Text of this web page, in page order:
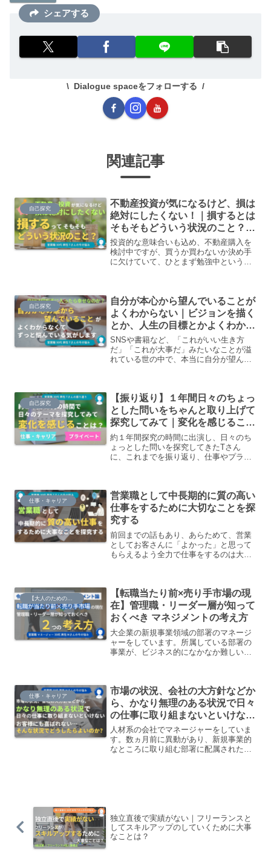
シェアする
Dialogue spaceをフォローする
関連記事
自己探究
不動産投資が気になるけど、損は
絶対にしたくない！｜損するとは
そもそもどういう状況のこと？
【大人のための】総合的な探究の
時間
投資的な意味合いも込め、不動産購入を
検討中ですが、買うか買わないか決め手
に欠けていて、ひとまず勉強中というフ
ます。
自己探究
自分が本心から望んでいることが
よくわからない｜ビジョンを描く
とか、人生の目標とかよくわから
なくてずっと悩んでいる気がしま
す
SNSや書籍など、「これがいい生き方
だ」「これが大事だ」みたいなことが溢
れている世の中で、本当に自分が望んで
は何故なのでしょうか。
自己探究
【振り返り】１年間日々のちょっ
とした問いをちゃんと取り上げて
探究してみて｜変化を感じること
は何かありますか？
約１年間探究の時間に出演し、日々のち
ょっとした問いを探究してきたTさん
に、これまでを振り返り、仕事やプライ
仕事・キャリア
営業職として中長期的に質の高い
仕事をするために大切なことを探
究する
前回までの話もあり、あらためて、営業
としてお客さんに「よかった」と思って
もらえるよう全力で仕事をするのは大事
ないといけないですよね。そのあたりと
かもですし、中長期的に質の高い仕事を
していくために大事なことを考えたいで
す。
【大人のための】総合的な探究の時間
【転職当たり前×売り手市場の現
在】管理職・リーダー層が知って
おくべき マネジメントの考え方
大企業の新規事業領域の部署のマネージ
ャーをしています。所属している部署の
事業が、ビジネス的になかなか難しい状
かく提案量を増やすというような、気合
と根性で頑張るようなことくらいだけ
ど、それを部下に言うのかどうか。どう
働きかけていけばいいのか。行き詰って
います。
仕事・キャリア
市場の状況、会社の大方針などか
ら、かなり無理のある状況で日々
の仕事に取り組まないといけな
い。お客様にも喜ばれない。そん
な状況でどうしたらよいのか
人材系の会社でマネージャーをしていま
す。数ヵ月前に異動があり、新規事業的
なところに取り組む部署に配属されたの
独立直後で実績がない｜フリーランスと
してスキルアップのしていくために大事
なことは？